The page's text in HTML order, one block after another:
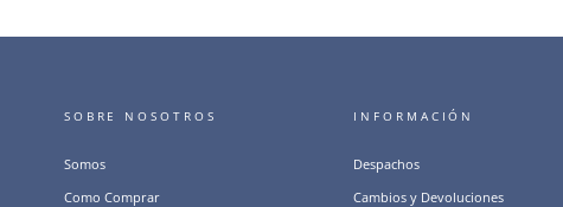
SOBRE NOSOTROS
Somos
Como Comprar
INFORMACIÓN
Despachos
Cambios y Devoluciones